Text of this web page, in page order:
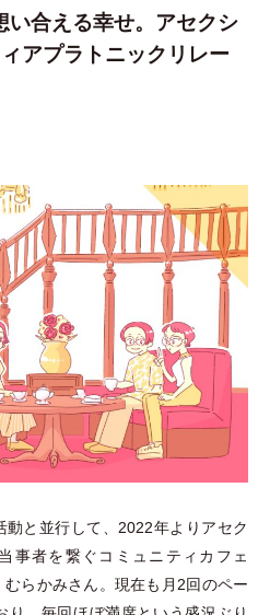
い合える幸せ。アセクシ
アプラトニックリレー
と並行して、2022年よりアセク
事者を繋ぐコミュニティカフェ
らかみさん。現在も月2回のペー